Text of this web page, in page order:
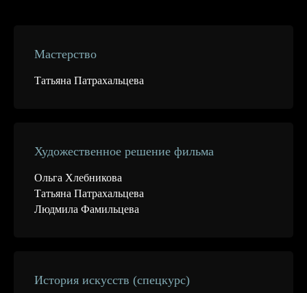
Мастерство
Татьяна Патрахальцева
Художественное решение фильма
Ольга Хлебникова
Татьяна Патрахальцева
Людмила Фамильцева
История искусств (спецкурс)